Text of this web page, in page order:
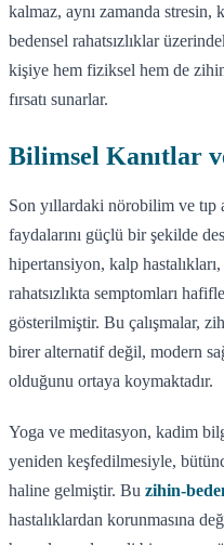
kalmaz, aynı zamanda stresin,
bedensel rahatsızlıklar
kişiye hem fiziksel hem de
fırsatı sunarlar.
Bilimsel Kanıtlar
Son yıllardaki nörobilim ve tıp
faydalarını güçlü bir şekilde
hipertansiyon, kalp
rahatsızlıkta semptomları
gösterilmiştir. Bu çalışmalar,
birer alternatif değil, modern
olduğunu ortaya koymaktadır.
Yoga ve meditasyon, kadim
yeniden keşfedilmesiyle,
haline gelmiştir. Bu zihin-
hastalıklardan korunmasına